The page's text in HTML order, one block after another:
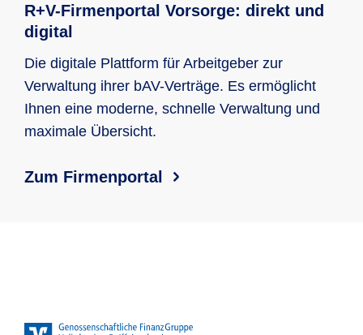
R+V-Firmenportal Vorsorge: direkt und
digital
Die digitale Plattform für Arbeitgeber zur
Verwaltung ihrer bAV-Verträge. Es ermöglicht
Ihnen eine moderne, schnelle Verwaltung und
maximale Übersicht.
Zum Firmenportal